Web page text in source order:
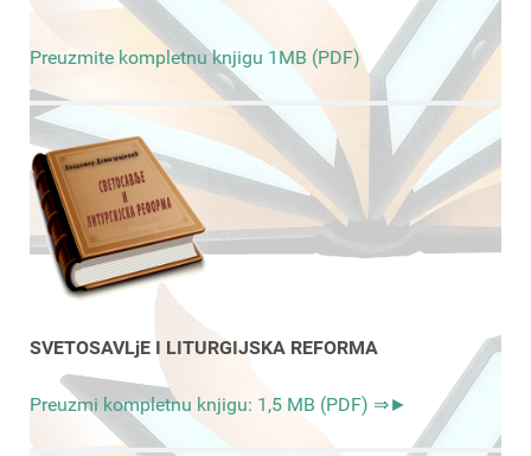
Preuzmite kompletnu knjigu 1MB (PDF)
SVETOSAVLjE I LITURGIJSKA REFORMA
Preuzmi kompletnu knjigu: 1,5 MB (PDF) ⇒►